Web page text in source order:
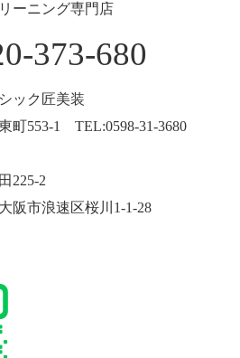
ーニング専門店
373-680
ック匠美装
町553-1 TEL:0598-31-3680
225-2
阪市浪速区桜川1-1-28